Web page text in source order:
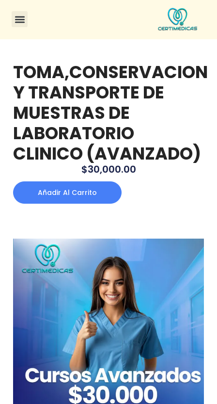
TOMA,CONSERVACION
Y TRANSPORTE DE
MUESTRAS DE
LABORATORIO
CLINICO (AVANZADO)
$30,000.00
Añadir Al Carrito